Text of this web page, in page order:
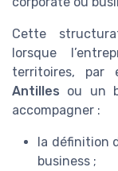
Cette
lorsque
territoires, par
Antilles ou un
accompagner :
la définition
business ;